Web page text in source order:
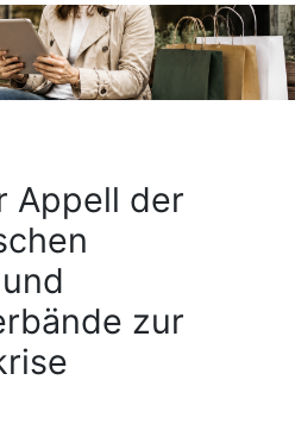
Appell der
zur